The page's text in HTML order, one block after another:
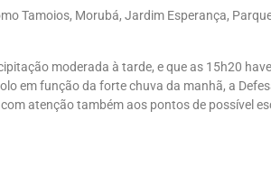
Tamoios, Morubá, Jardim Esperança,
moderada à tarde, e que as 15h20
em função da forte chuva da manhã, a
atenção também aos pontos de possível